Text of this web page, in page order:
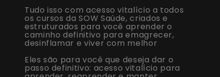
Tudo isso com acesso vitalício a todos
os cursos da SOW Saúde, criados e
estruturados para você aprender o
caminho definitivo para emagrecer,
desinflamar e viver com melhor
Eles são para você que deseja dar o
passo definitivo: acesso vitalício para